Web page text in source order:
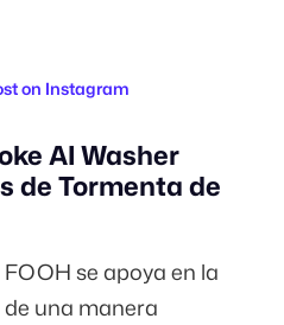
on Instagram
AI Washer
de Tormenta de
se apoya en la
una manera